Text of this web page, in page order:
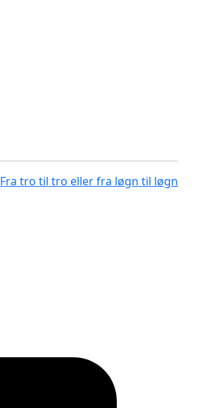
Fra tro til tro eller fra løgn til løgn